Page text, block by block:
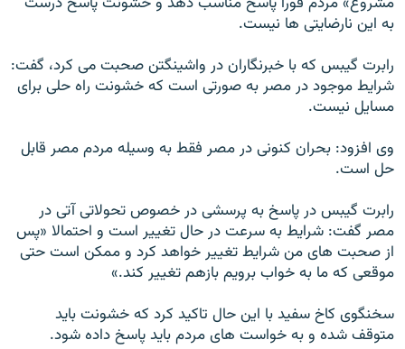
به اين نارضايتی ها نيست.
رابرت گيبس که با خبرنگاران در واشينگتن صحبت می کرد، گفت:
شرايط موجود در مصر به صورتی است که خشونت راه حلی برای
مسايل نيست.
وی افزود: بحران کنونی در مصر فقط به وسيله مردم مصر قابل
حل است.
رابرت گيبس در پاسخ به پرسشی در خصوص تحولاتی آتی در
مصر گفت: شرايط به سرعت در حال تغيير است و احتمالا «پس
از صحبت های من شرايط تغيير خواهد کرد و ممکن است حتی
موقعی که ما به خواب برويم بازهم تغيير کند.»
سخنگوی کاخ سفيد با اين حال تاکيد کرد که خشونت بايد
متوقف شده و به خواست های مردم بايد پاسخ داده شود.